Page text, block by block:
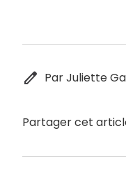
edit Par Juliette
Partager cet